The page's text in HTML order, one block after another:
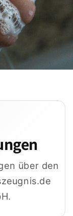
über den